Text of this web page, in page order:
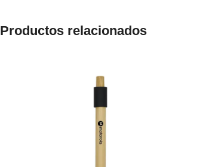
Productos relacionados